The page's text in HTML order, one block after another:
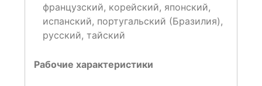
французский, корейский, японский,
испанский, португальский (Бразилия),
русский, тайский
Рабочие характеристики